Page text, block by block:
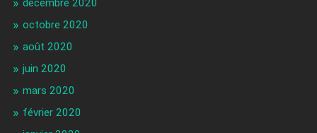
décembre 2020
octobre 2020
août 2020
juin 2020
mars 2020
février 2020